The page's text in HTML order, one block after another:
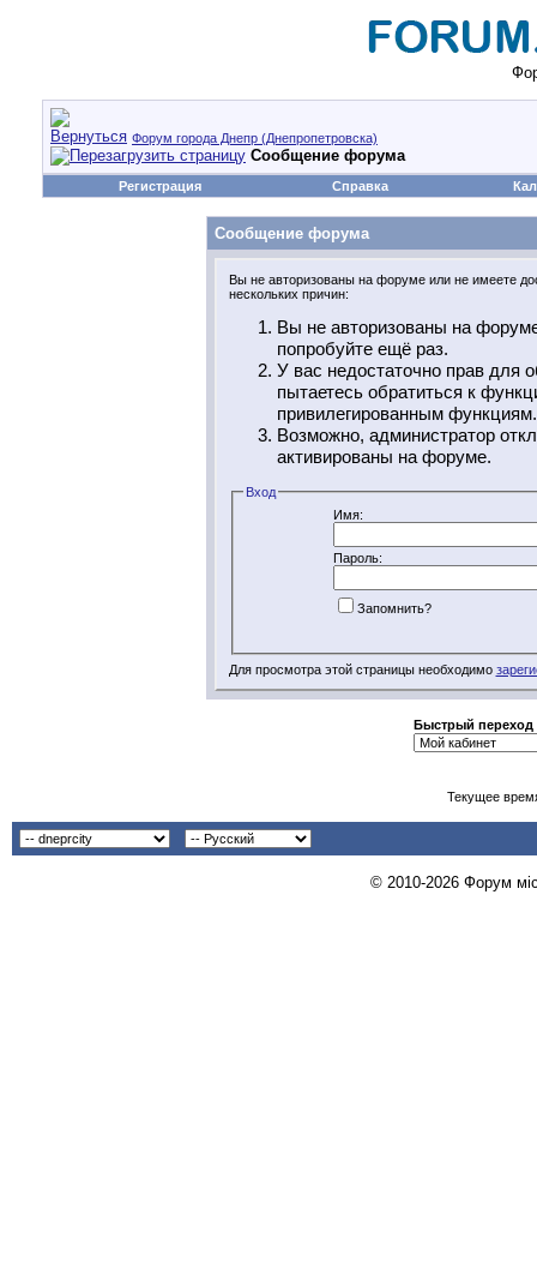
Форум города Днепр (Днепропетровска)
Сообщение форума
Регистрация Справка
Сообщение форума
Вы не авторизованы на форуме или не имеете
нескольких причин:
Вы не авторизованы на
попробуйте ещё раз.
У вас недостаточно прав для
пытаетесь обратиться к
привилегированным функциям.
Возможно, администратор
активированы на форуме.
Вход
Имя:
Пароль:
Запомнить?
Для просмотра этой страницы необходимо
Быстрый переход
Текущее
© 2010-2026 Форум